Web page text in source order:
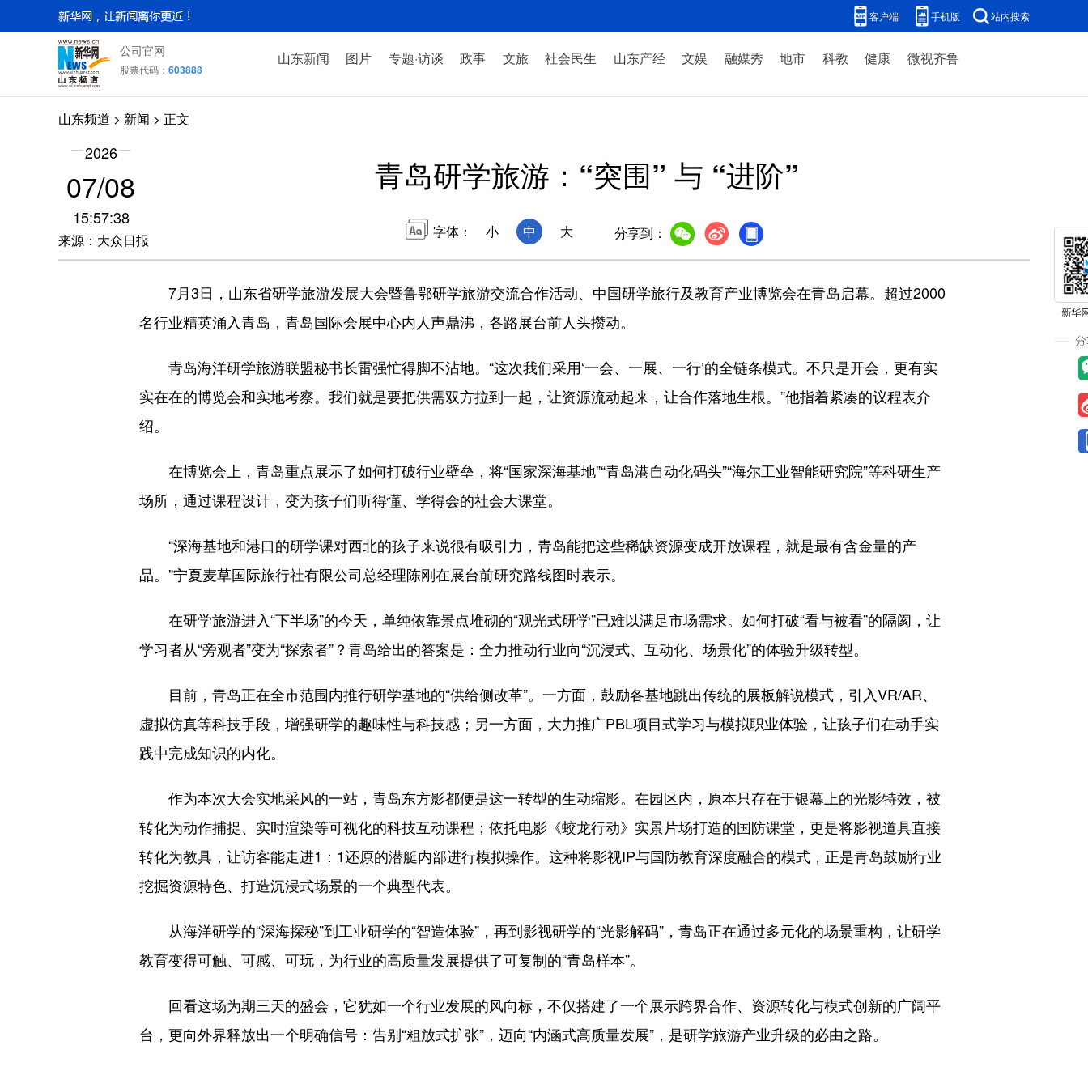
客户端 手机版 站内搜索
公司官网
股票代码： 603888
山东新闻 图片 专题·访谈 政事 文旅 社会民生 山东产经 文娱 融媒秀 地市 科教 健康 微视齐鲁
山东频道 > 新闻 > 正文
2026
07/08
15:57:38
来源：大众日报
青岛研学旅游：“突围” 与 “进阶”
字体： 小 中 大 分享到：
7月3日，山东省研学旅游发展大会暨鲁鄂研学旅游交流合作活动、中国研学旅行及教育产业博览会在青岛启幕。超过2000
名行业精英涌入青岛，青岛国际会展中心内人声鼎沸，各路展台前人头攒动。
青岛海洋研学旅游联盟秘书长雷强忙得脚不沾地。“这次我们采用‘一会、一展、一行’的全链条模式。不只是开会，更有实
实在在的博览会和实地考察。我们就是要把供需双方拉到一起，让资源流动起来，让合作落地生根。”他指着紧凑的议程表介
绍。
在博览会上，青岛重点展示了如何打破行业壁垒，将“国家深海基地”“青岛港自动化码头”“海尔工业智能研究院”等科研生产
场所，通过课程设计，变为孩子们听得懂、学得会的社会大课堂。
“深海基地和港口的研学课对西北的孩子来说很有吸引力，青岛能把这些稀缺资源变成开放课程，就是最有含金量的产
品。”宁夏麦草国际旅行社有限公司总经理陈刚在展台前研究路线图时表示。
在研学旅游进入“下半场”的今天，单纯依靠景点堆砌的“观光式研学”已难以满足市场需求。如何打破“看与被看”的隔阂，让
学习者从“旁观者”变为“探索者”？青岛给出的答案是：全力推动行业向“沉浸式、互动化、场景化”的体验升级转型。
目前，青岛正在全市范围内推行研学基地的“供给侧改革”。一方面，鼓励各基地跳出传统的展板解说模式，引入VR/AR、
虚拟仿真等科技手段，增强研学的趣味性与科技感；另一方面，大力推广PBL项目式学习与模拟职业体验，让孩子们在动手实
践中完成知识的内化。
作为本次大会实地采风的一站，青岛东方影都便是这一转型的生动缩影。在园区内，原本只存在于银幕上的光影特效，被
转化为动作捕捉、实时渲染等可视化的科技互动课程；依托电影《蛟龙行动》实景片场打造的国防课堂，更是将影视道具直接
转化为教具，让访客能走进1：1还原的潜艇内部进行模拟操作。这种将影视IP与国防教育深度融合的模式，正是青岛鼓励行业
挖掘资源特色、打造沉浸式场景的一个典型代表。
从海洋研学的“深海探秘”到工业研学的“智造体验”，再到影视研学的“光影解码”，青岛正在通过多元化的场景重构，让研学
教育变得可触、可感、可玩，为行业的高质量发展提供了可复制的“青岛样本”。
回看这场为期三天的盛会，它犹如一个行业发展的风向标，不仅搭建了一个展示跨界合作、资源转化与模式创新的广阔平
台，更向外界释放出一个明确信号：告别“粗放式扩张”，迈向“内涵式高质量发展”，是研学旅游产业升级的必由之路。